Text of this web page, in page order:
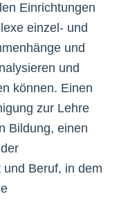
Einrichtungen
einzel- und
und
und
können. Einen
zur Lehre
Bildung, einen
Beruf, in dem